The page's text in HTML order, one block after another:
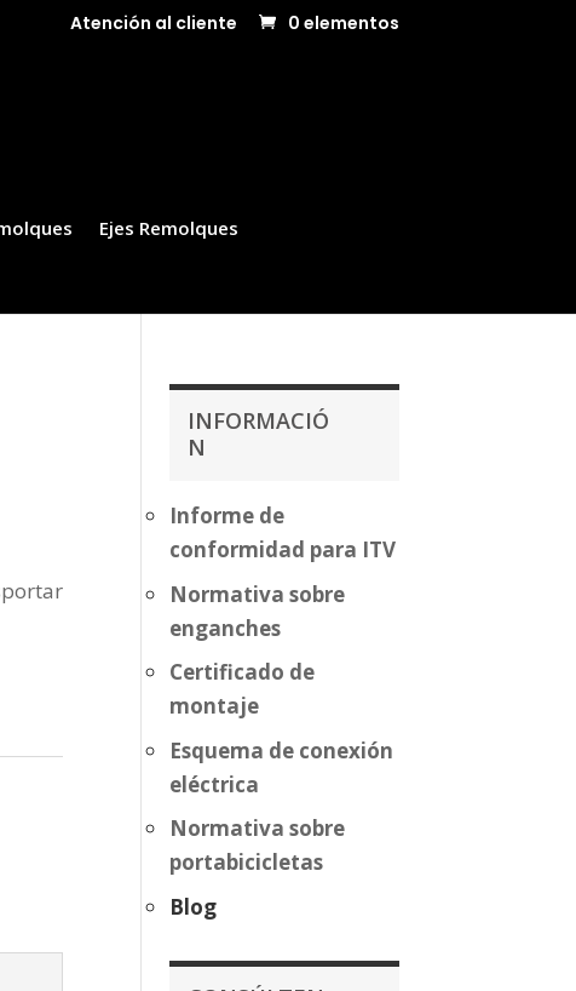
Atención al cliente 0 elementos
Ejes Remolques
INFORMACIÓ
N
Informe de
conformidad para ITV
Normativa sobre
enganches
Certificado de
montaje
Esquema de conexión
eléctrica
Normativa sobre
portabicicletas
Blog